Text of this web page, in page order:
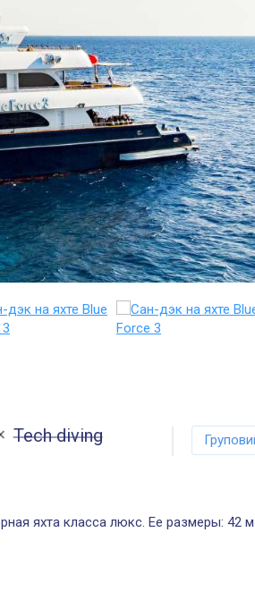
Tech diving
яхта класса люкс. Ее размеры: 42